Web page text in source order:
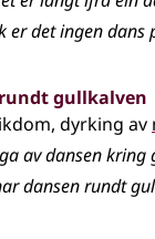
er det ingen dans
gullkalven
dyrking av
av dansen kring
dansen rundt